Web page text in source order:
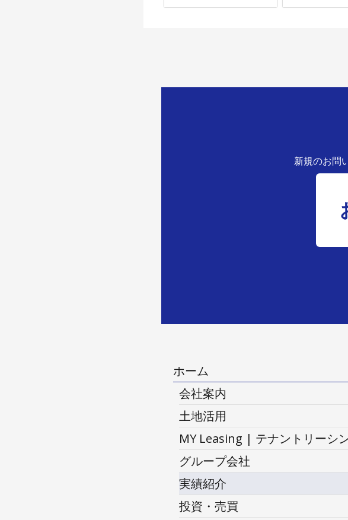
新規のお問
ホーム
会社案内
土地活用
MY Leasing | テナントリーシ
グループ会社
実績紹介
投資・売買